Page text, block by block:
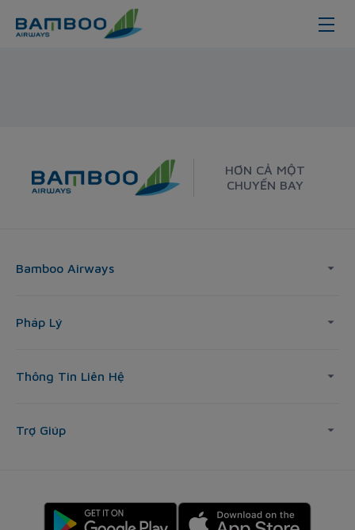
HƠN CẢ MỘT
CHUYẾN BAY
Bamboo Airways
Pháp Lý
Thông Tin Liên Hệ
Trợ Giúp